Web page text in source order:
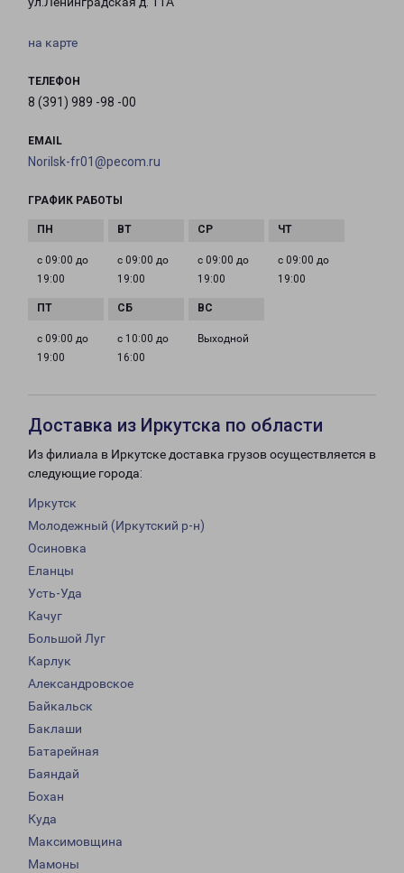
на карте
ТЕЛЕФОН
8 (391) 989 -98 -00
EMAIL
Norilsk-fr01@pecom.ru
ГРАФИК РАБОТЫ
с 09:00 до
19:00
с 09:00 до
19:00
с 09:00 до
19:00
с 09:00 до
19:00
с 09:00 до
19:00
с 10:00 до
16:00
Выходной
Доставка из Иркутска по области
Из филиала в Иркутске доставка грузов осуществляется в
следующие города:
Иркутск
Молодежный (Иркутский р-н)
Осиновка
Еланцы
Усть-Уда
Качуг
Большой Луг
Карлук
Александровское
Байкальск
Баклаши
Батарейная
Баяндай
Бохан
Куда
Максимовщина
Мамоны